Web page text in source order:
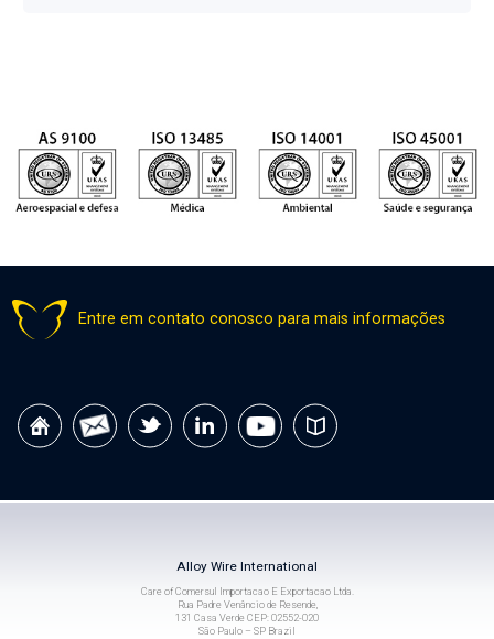
Entre em contato conosco para mais informações
Alloy Wire International
Care of Comersul Importacao E Exportacao Ltda.
Rua Padre Venâncio de Resende,
131 Casa Verde CEP: 02552-020
São Paulo – SP Brazil